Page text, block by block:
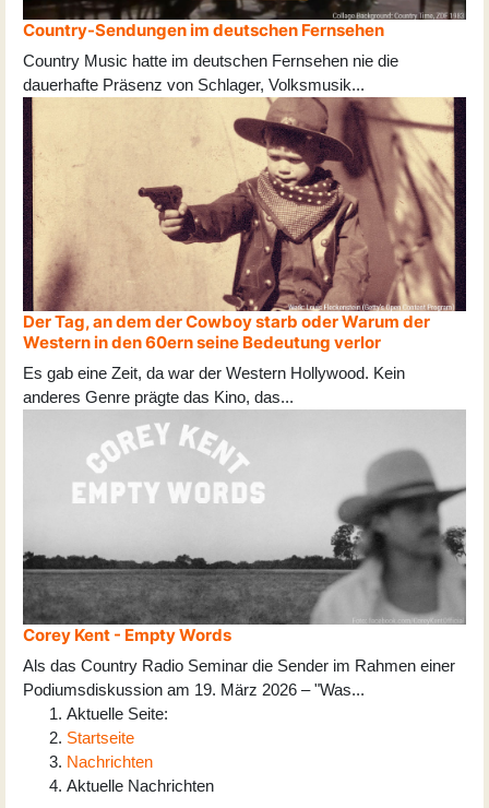
Country-Sendungen im deutschen Fernsehen
Country Music hatte im deutschen Fernsehen nie die
dauerhafte Präsenz von Schlager, Volksmusik...
Der Tag, an dem der Cowboy starb oder Warum der
Western in den 60ern seine Bedeutung verlor
Es gab eine Zeit, da war der Western Hollywood. Kein
anderes Genre prägte das Kino, das...
Corey Kent - Empty Words
Als das Country Radio Seminar die Sender im Rahmen einer
Podiumsdiskussion am 19. März 2026 – "Was...
Aktuelle Seite:
Startseite
Nachrichten
Aktuelle Nachrichten